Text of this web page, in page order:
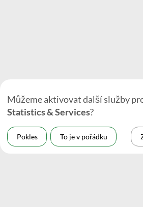
Můžeme aktivovat další služby
Statistics & Services?
Pokles To je v pořádku